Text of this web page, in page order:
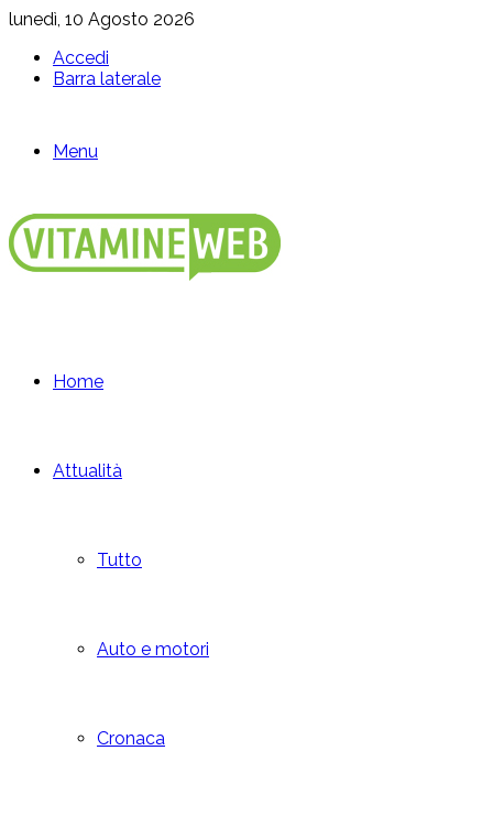
lunedì, 10 Agosto 2026
Accedi
Barra laterale
Menu
Home
Attualità
Tutto
Auto e motori
Cronaca